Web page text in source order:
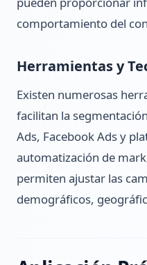
comportamiento del
Herramientas y
Existen numerosas
facilitan la
Ads, Facebook Ads y
automatización de
permiten ajustar las
demográficos,